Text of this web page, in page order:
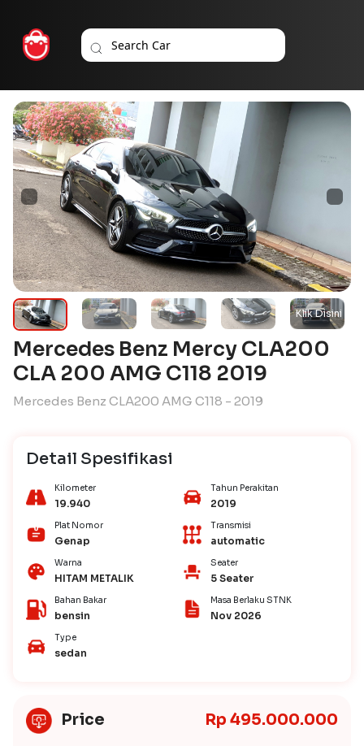
Mercedes Benz Mercy CLA200
CLA 200 AMG C118 2019
Mercedes Benz CLA200 AMG C118 - 2019
Detail Spesifikasi
Kilometer
19.940
Tahun Perakitan
2019
Plat Nomor
Genap
Transmisi
automatic
Warna
HITAM METALIK
Seater
5 Seater
Bahan Bakar
bensin
Masa Berlaku STNK
Nov 2026
Type
sedan
Price Rp 495.000.000